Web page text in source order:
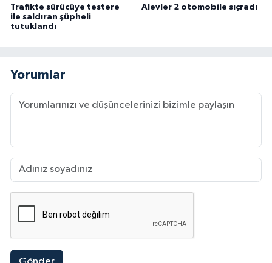
Trafikte sürücüye testere
ile saldıran şüpheli
tutuklandı
Alevler 2 otomobile sıçradı
Yorumlar